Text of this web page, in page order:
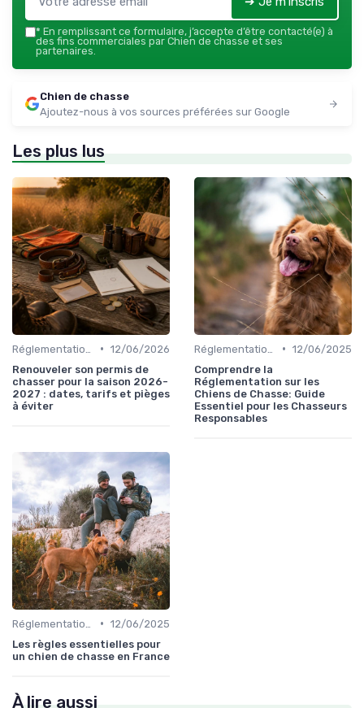
* En remplissant ce formulaire, j’accepte d’être contacté(e) à
des fins commerciales par Chien de chasse et ses
partenaires.
Chien de chasse
Ajoutez-nous à vos sources préférées sur Google
Les plus lus
• 12/06/2026
Renouveler son permis de
chasser pour la saison 2026-
2027 : dates, tarifs et pièges
à éviter
• 12/06/2025
Comprendre la
Réglementation sur les
Chiens de Chasse: Guide
Essentiel pour les Chasseurs
Responsables
• 12/06/2025
Les règles essentielles pour
un chien de chasse en France
À lire aussi